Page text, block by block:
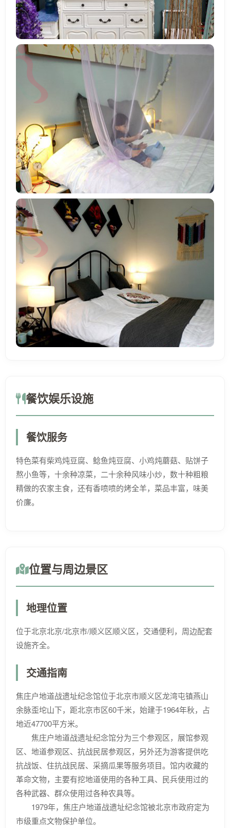
餐饮娱乐设施
餐饮服务
特色菜有柴鸡炖豆腐、鲶鱼炖豆腐、小鸡炖蘑菇、贴饼子
熬小鱼等，十余种凉菜，二十余种风味小炒，数十种粗粮
精做的农家主食，还有香喷喷的烤全羊，菜品丰富，味美
价廉。
位置与周边景区
地理位置
位于北京北京/北京市/顺义区顺义区，交通便利，周边配套
设施齐全。
交通指南
焦庄户地道战遗址纪念馆位于北京市顺义区龙湾屯镇燕山
余脉歪坨山下，距北京市区60千米，始建于1964年秋，占
地近47700平方米。
焦庄户地道战遗址纪念馆分为三个参观区，展馆参观
区、地道参观区、抗战民居参观区，另外还为游客提供吃
抗战饭、住抗战民居、采摘瓜果等服务项目。馆内收藏的
革命文物，主要有挖地道使用的各种工具、民兵使用过的
各种武器、群众使用过各种农具等。
1979年，焦庄户地道战遗址纪念馆被北京市政府定为
市级重点文物保护单位。